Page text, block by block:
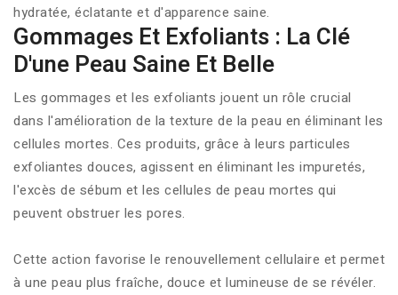
hydratée, éclatante et d'apparence saine.
Gommages Et Exfoliants : La Clé
D'une Peau Saine Et Belle
Les gommages et les exfoliants jouent un rôle crucial
dans l'amélioration de la texture de la peau en éliminant les
cellules mortes. Ces produits, grâce à leurs particules
exfoliantes douces, agissent en éliminant les impuretés,
l'excès de sébum et les cellules de peau mortes qui
peuvent obstruer les pores.
Cette action favorise le renouvellement cellulaire et permet
à une peau plus fraîche, douce et lumineuse de se révéler.